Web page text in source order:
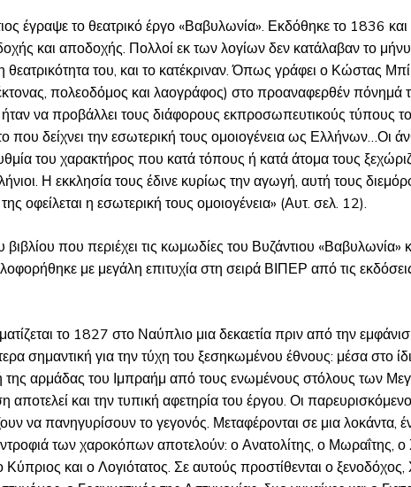
έγραψε το θεατρικό έργο «Βαβυλωνία». Εκδόθηκε το 1836 και
και αποδοχής. Πολλοί εκ των λογίων δεν κατάλαβαν το
θεατρικότητα του, και το κατέκριναν. Όπως γράφει ο Κώστας
πολεοδόμος και λαογράφος) στο προαναφερθέν πόνημά
να προβάλλει τους διάφορους εκπροσωπευτικούς τύπους
που δείχνει την εσωτερική τους ομοιογένεια ως Ελλήνων…Οι
του χαρακτήρος που κατά τόπους ή κατά άτομα τους
Η εκκλησία τους έδινε κυρίως την αγωγή, αυτή τους
οφείλεται η εσωτερική τους ομοιογένεια» (Αυτ. σελ. 12).
που περιέχει τις κωμωδίες του Βυζάντιου «Βαβυλωνία»
με μεγάλη επιτυχία στη σειρά ΒΙΠΕΡ από τις
το 1827 στο Ναύπλιο μια δεκαετία πριν από την
σημαντική για την τύχη του ξεσηκωμένου έθνους: μέσα στο
της αρμάδας του Ιμπραήμ από τους ενωμένους στόλους των
και την τυπική αφετηρία του έργου. Οι
να πανηγυρίσουν το γεγονός. Μεταφέρονται σε μια λοκάντα,
των χαροκόπων αποτελούν: ο Ανατολίτης, ο Μωραΐτης, ο
Κύπριος και ο Λογιότατος. Σε αυτούς προστίθενται ο ξενοδόχος,